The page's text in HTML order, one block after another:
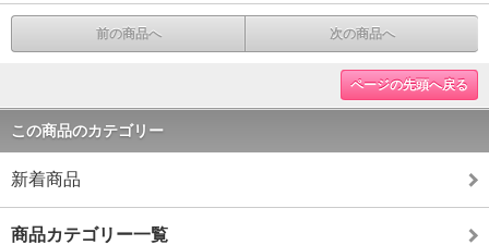
前の商品へ 次の商品へ
ページの先頭へ戻る
この商品のカテゴリー
新着商品
商品カテゴリー一覧